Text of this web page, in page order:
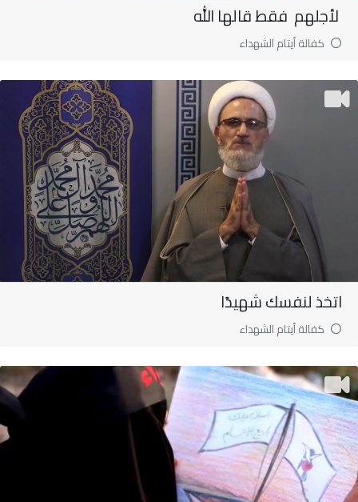
لأجلهم فقط قالها الله
كفالة أيتام الشهداء
اتخذ لنفسك شهيدًا
كفالة أيتام الشهداء